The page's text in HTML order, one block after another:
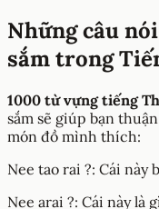
Những câu
sắm trong
1000 từ vựng tiếng
sắm sẽ giúp bạn
món đồ mình thích:
Nee tao rai ?: Cái này
Nee arai ?: Cái này là